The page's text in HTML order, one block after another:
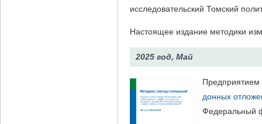
исследовательский Томский
Настоящее издание методики
2025 год, Май
донных
Федеральный